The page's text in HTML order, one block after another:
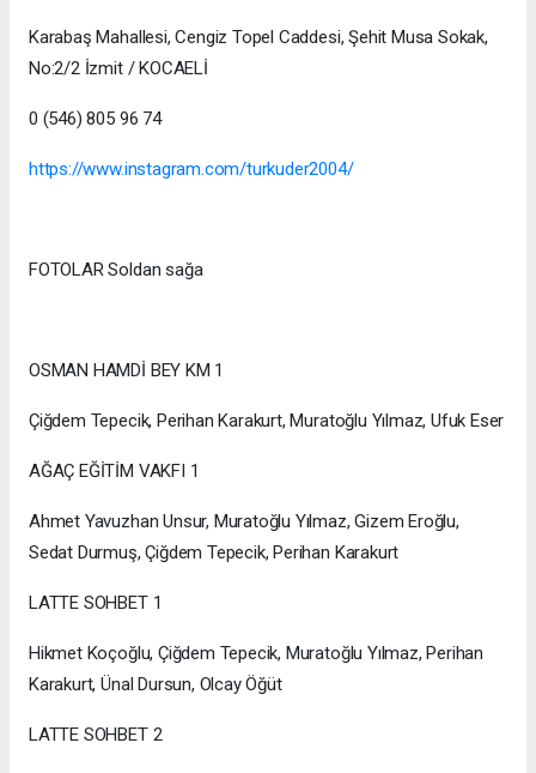
Karabaş Mahallesi, Cengiz Topel Caddesi, Şehit Musa Sokak,
No:2/2 İzmit / KOCAELİ
0 (546) 805 96 74
https://www.instagram.com/turkuder2004/
FOTOLAR Soldan sağa
OSMAN HAMDİ BEY KM 1
Çiğdem Tepecik, Perihan Karakurt, Muratoğlu Yılmaz, Ufuk Eser
AĞAÇ EĞİTİM VAKFI 1
Ahmet Yavuzhan Unsur, Muratoğlu Yılmaz, Gizem Eroğlu,
Sedat Durmuş, Çiğdem Tepecik, Perihan Karakurt
LATTE SOHBET 1
Hikmet Koçoğlu, Çiğdem Tepecik, Muratoğlu Yılmaz, Perihan
Karakurt, Ünal Dursun, Olcay Öğüt
LATTE SOHBET 2